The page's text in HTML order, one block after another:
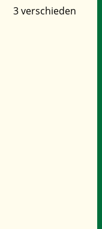
3 verschieden